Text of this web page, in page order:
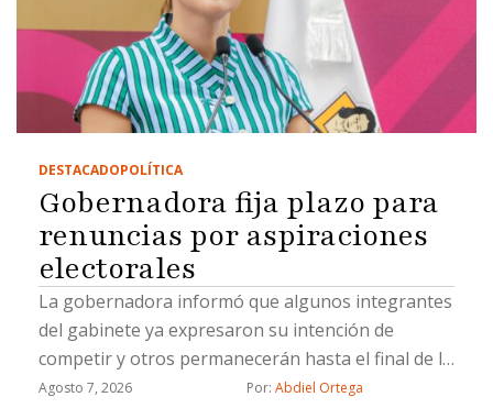
DESTACADOPOLÍTICA
Gobernadora fija plazo para
renuncias por aspiraciones
electorales
La gobernadora informó que algunos integrantes
del gabinete ya expresaron su intención de
competir y otros permanecerán hasta el final de la
administración
Agosto 7, 2026 Por: Abdiel Ortega